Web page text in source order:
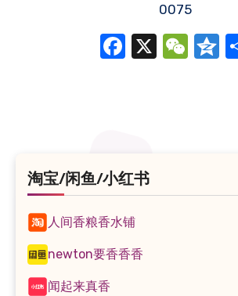
0075
Facebook
X
淘宝/闲鱼/小红书
人间香粮香水铺
newton要香香香
闻起来真香